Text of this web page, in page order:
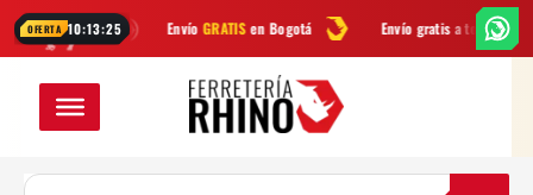
OFERTA 10:13:24
Envío GRATISen Bogotá Envío gratis a todo Colombia desde
Búsqueda